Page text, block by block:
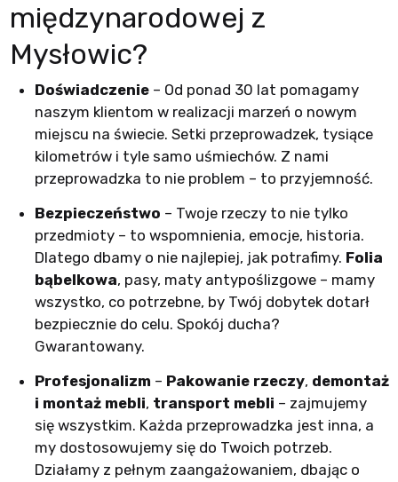
międzynarodowej z
Mysłowic?
Doświadczenie– Od ponad 30 lat pomagamy
naszym klientom w realizacji marzeń o nowym
miejscu na świecie. Setki przeprowadzek, tysiące
kilometrów i tyle samo uśmiechów. Z nami
przeprowadzka to nie problem – to przyjemność.
Bezpieczeństwo – Twoje rzeczy to nie tylko
przedmioty – to wspomnienia, emocje, historia.
Dlatego dbamy o nie najlepiej, jak potrafimy. Folia
bąbelkowa, pasy, maty antypoślizgowe – mamy
wszystko, co potrzebne, by Twój dobytek dotarł
bezpiecznie do celu. Spokój ducha?
Gwarantowany.
Profesjonalizm – Pakowanie rzeczy, demontaż
i montaż mebli, transport mebli – zajmujemy
się wszystkim. Każda przeprowadzka jest inna, a
my dostosowujemy się do Twoich potrzeb.
Działamy z pełnym zaangażowaniem, dbając o